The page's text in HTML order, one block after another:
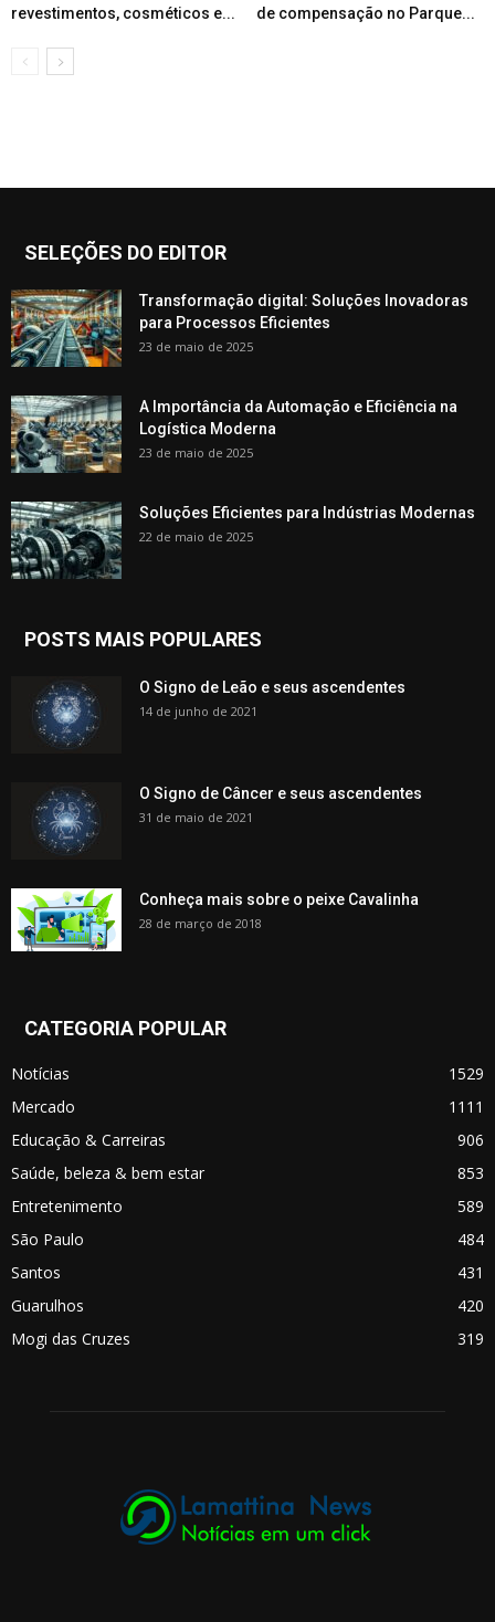
revestimentos, cosméticos e...
de compensação no Parque...
SELEÇÕES DO EDITOR
Transformação digital: Soluções Inovadoras
para Processos Eficientes
23 de maio de 2025
A Importância da Automação e Eficiência na
Logística Moderna
23 de maio de 2025
Soluções Eficientes para Indústrias Modernas
22 de maio de 2025
POSTS MAIS POPULARES
O Signo de Leão e seus ascendentes
14 de junho de 2021
O Signo de Câncer e seus ascendentes
31 de maio de 2021
Conheça mais sobre o peixe Cavalinha
28 de março de 2018
CATEGORIA POPULAR
Notícias
1529
Mercado
1111
Educação & Carreiras
906
Saúde, beleza & bem estar
853
Entretenimento
589
São Paulo
484
Santos
431
Guarulhos
420
Mogi das Cruzes
319